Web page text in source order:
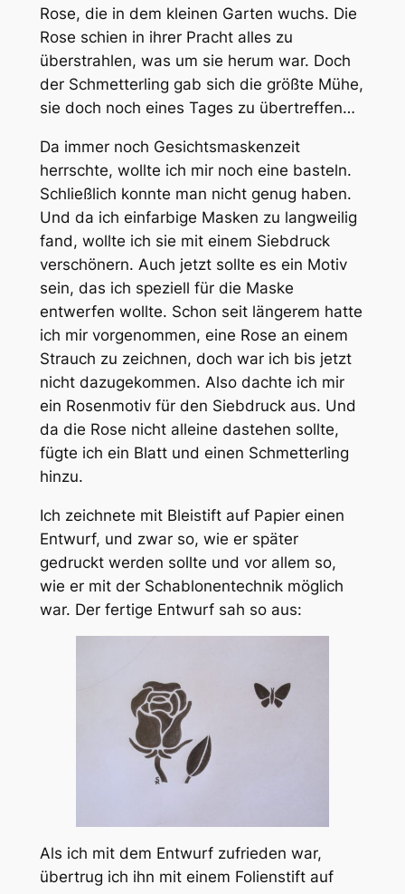
Rose, die in dem kleinen Garten wuchs. Die
Rose schien in ihrer Pracht alles zu
überstrahlen, was um sie herum war. Doch
der Schmetterling gab sich die größte Mühe,
sie doch noch eines Tages zu übertreffen…
Da immer noch Gesichtsmaskenzeit
herrschte, wollte ich mir noch eine basteln.
Schließlich konnte man nicht genug haben.
Und da ich einfarbige Masken zu langweilig
fand, wollte ich sie mit einem Siebdruck
verschönern. Auch jetzt sollte es ein Motiv
sein, das ich speziell für die Maske
entwerfen wollte. Schon seit längerem hatte
ich mir vorgenommen, eine Rose an einem
Strauch zu zeichnen, doch war ich bis jetzt
nicht dazugekommen. Also dachte ich mir
ein Rosenmotiv für den Siebdruck aus. Und
da die Rose nicht alleine dastehen sollte,
fügte ich ein Blatt und einen Schmetterling
hinzu.
Ich zeichnete mit Bleistift auf Papier einen
Entwurf, und zwar so, wie er später
gedruckt werden sollte und vor allem so,
wie er mit der Schablonentechnik möglich
war. Der fertige Entwurf sah so aus:
Als ich mit dem Entwurf zufrieden war,
übertrug ich ihn mit einem Folienstift auf